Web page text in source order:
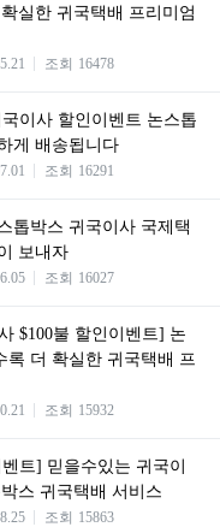
실한 귀국택배 프리미엄
조회 16478
이사 할인이벤트 논스톱
게 배송됩니다
조회 16291
톱박스 귀국이사 국제택
보내자
조회 16027
$100불 할인이벤트] 논
록 더 확실한 귀국택배 프
조회 15932
트] 믿을수있는 귀국이
스 귀국택배 서비스
조회 15863